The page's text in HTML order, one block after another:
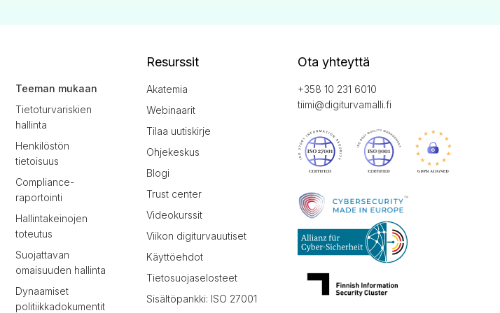
Teeman mukaan
Tietoturvariskien
hallinta
Henkilöstön
tietoisuus
Compliance-
raportointi
Hallintakeinojen
toteutus
Suojattavan
omaisuuden hallinta
Dynaamiset
politiikkadokumentit
Resurssit
Akatemia
Webinaarit
Tilaa uutiskirje
Ohjekeskus
Blogi
Trust center
Videokurssit
Viikon digiturvauutiset
Käyttöehdot
Tietosuojaselosteet
Sisältöpankki: ISO 27001
Ota yhteyttä
+358 10 231 6010
tiimi@digiturvamalli.fi